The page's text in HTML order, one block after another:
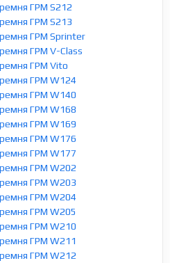
ГРМ S212
ГРМ S213
ГРМ Sprinter
ГРМ V-Class
ГРМ Vito
ГРМ W124
ГРМ W140
ГРМ W168
ГРМ W169
ГРМ W176
ГРМ W177
ГРМ W202
ГРМ W203
ГРМ W204
ГРМ W205
ГРМ W210
ГРМ W211
ГРМ W212